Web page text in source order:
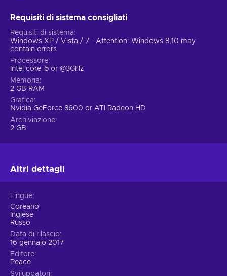
Requisiti di sistema consigliati
Requisiti di sistema
Windows XP / Vista / 7 - Attention: Windows 8,10 may
contain errors
Processore
Intel core i5 or @3GHz
Memoria
2 GB RAM
Grafica
Nvidia GeForce 8600 or ATI Radeon HD
Archiviazione
2 GB
Altri dettagli
Lingue
Coreano
Inglese
Russo
Data di rilascio
16 gennaio 2017
Editore
Peace
Sviluppatori